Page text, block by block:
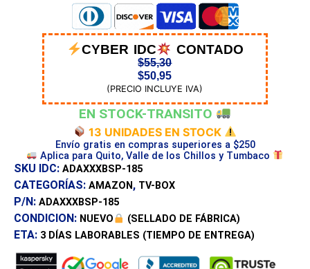
CYBER IDC CONTADO
$55,30
$50,95
(PRECIO INCLUYE IVA)
EN STOCK-TRANSITO
13 UNIDADES EN STOCK
Envío gratis en compras superiores a $250
Aplica para Quito, Valle de los Chillos y Tumbaco
SKU IDC: ADAXXXBSP-185
CATEGORÍAS: AMAZON, TV-BOX
P/N: ADAXXXBSP-185
CONDICION: NUEVO (SELLADO DE FÁBRICA)
ETA: 3 DÍAS LABORABLES (TIEMPO DE ENTREGA)